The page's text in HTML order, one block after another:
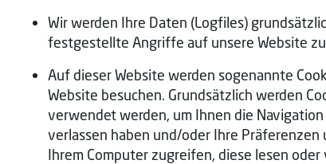
Wir werden Ihre Daten (Logfiles)
festgestellte Angriffe auf unsere Website
Auf dieser Website werden sogenannte
Website besuchen. Grundsätzlich werden
verwendet werden, um Ihnen die
verlassen haben und/oder Ihre Präferenzen
Ihrem Computer zugreifen, diese lesen